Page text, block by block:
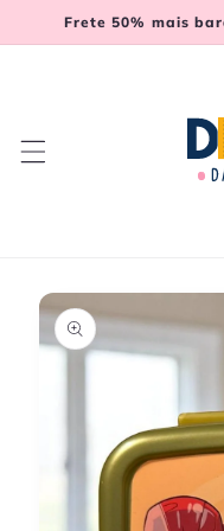
Pular
Frete 50% mais
as
informações
do produto